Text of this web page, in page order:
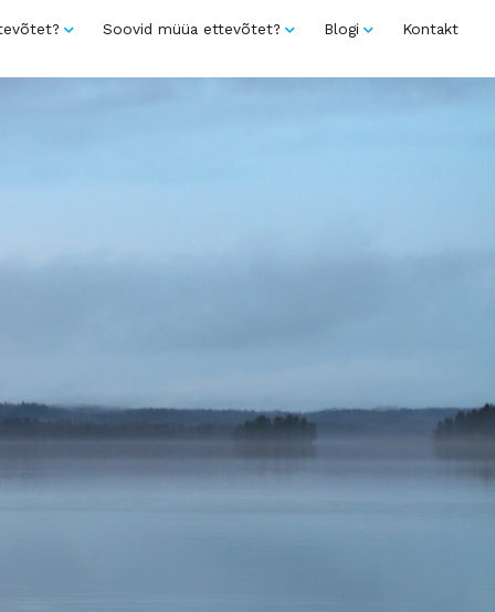
Soovid müüa ettevõtet? Blogi Kontakt